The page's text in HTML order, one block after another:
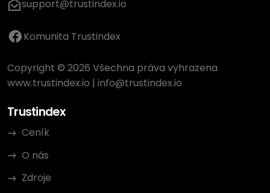
support@trustindex.io
Komunita Trustindex
Copyright © 2026 Všechna práva vyhrazena
www.trustindex.io | info@trustindex.io
Trustindex
Ceník
O nás
Zdroje